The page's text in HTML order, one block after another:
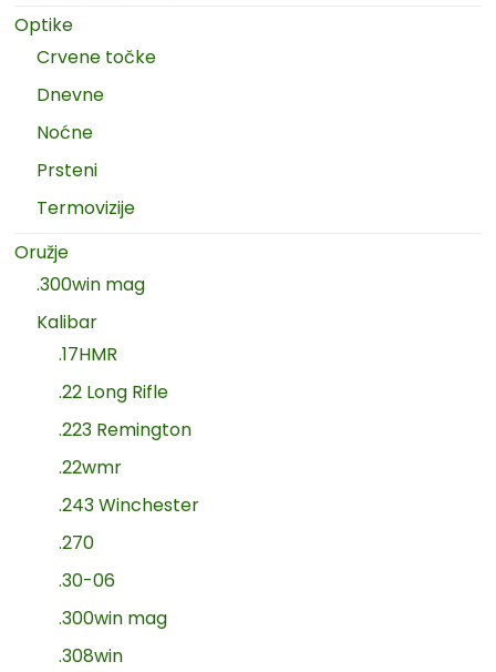
Optike
Crvene točke
Dnevne
Noćne
Prsteni
Termovizije
Oružje
.300win mag
Kalibar
.17HMR
.22 Long Rifle
.223 Remington
.22wmr
.243 Winchester
.270
.30-06
.300win mag
.308win